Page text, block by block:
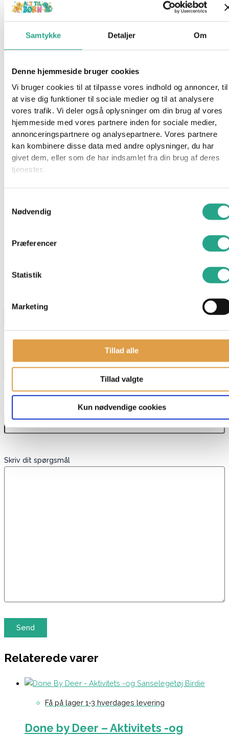
Samtykke Detaljer Om
Denne hjemmeside bruger cookies
Vi bruger cookies til at tilpasse vores indhold og annoncer, til
at vise dig funktioner til sociale medier og til at analysere
vores trafik. Vi deler også oplysninger om din brug af vores
hjemmeside med vores partnere inden for sociale medier,
annonceringspartnere og analysepartnere. Vores partnere
kan kombinere disse data med andre oplysninger, du har
givet dem, eller som de har indsamlet fra din brug af deres
tjenester.
Nødvendig
Præferencer
Statistik
Marketing
Tillad alle
Tillad valgte
Kun nødvendige cookies
Fisher Price – Activity Car And Tree
Varenummer9856296
Beskrivelse
Spørg om produktet
Fisher?Price Activtity Car & Tree kombinerer en legetøjsbil med
en lille træfigur og forskellige aktivitetsmekanismer  designet til
at stimulere både motorik og sanser hos små børn fra ca. 6
måneder. Den er farverig, sikker for babyer og giver læring
gennem taktile og visuelle elementer.
Specifikationer
bevægelsesfunktioner
" indikerer påkrævede felter
Skriv dit spørgsmål
Relaterede varer
Få på lager 1-3 hverdages levering
Done by Deer – Aktivitets -og